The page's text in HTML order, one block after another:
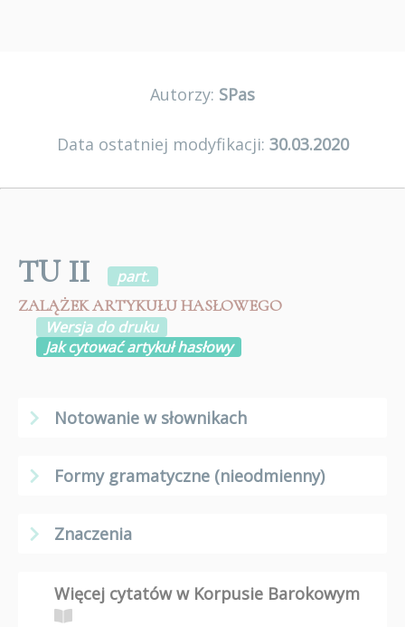
Autorzy: SPas
Data ostatniej modyfikacji: 30.03.2020
TU II
part.
ZALĄŻEK ARTYKUŁU HASŁOWEGO
Wersja do druku
Jak cytować artykuł hasłowy
Notowanie w słownikach
Formy gramatyczne (nieodmienny)
Znaczenia
Więcej cytatów w Korpusie Barokowym